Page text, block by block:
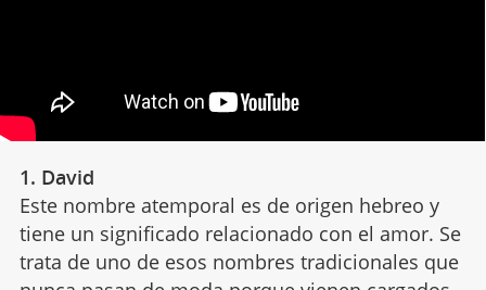
1. David
Este nombre atemporal es de origen hebreo y
tiene un significado relacionado con el amor. Se
trata de uno de esos nombres tradicionales que